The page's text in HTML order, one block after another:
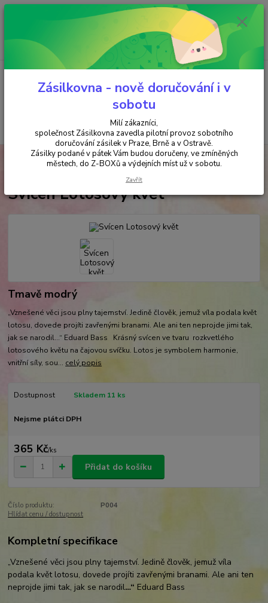
Minimální hodnota objednávky je 200 kč. Při nákupu nad 2000,- Kč je
požadována platba předem na účet.
Menu
+420 737 737 037
(Po-Pá, 9-18 hod.)
za
SVÍČKY & SVÍCNY & SOLNÉ LAMPY SVÍCNY
Svícen Lotosový
Svícen Lotosový květ
Tmavě modrý
„Vznešené věci jsou plny tajemství. Jedině člověk, jemuž víla podala květ
lotosu, dovede projíti zavřenými branami. Ale ani ten neprojde jimi tak,
jak se narodil…“ Eduard Bass Krásný svícen ve tvaru rozkvetlého
lotosového květu na čajovou svíčku. Lotos je symbolem harmonie,
vnitřní síly, sou... celý popis
Dostupnost Skladem 11 ks
Nejsme plátci DPH
365 Kč/ks
Přidat do košíku
Číslo produktu:
P004
Hlídat cenu / dostupnost
Kompletní specifikace
„Vznešené věci jsou plny tajemství. Jedině člověk, jemuž víla
podala květ lotosu, dovede projíti zavřenými branami. Ale ani ten
neprojde jimi tak, jak se narodil…“ Eduard Bass
Zásilkovna - nově doručování i v
sobotu
Milí zákazníci,
společnost Zásilkovna zavedla pilotní provoz sobotního
doručování zásilek v Praze, Brně a v Ostravě.
Zásilky podané v pátek Vám budou doručeny, ve zmíněných
městech, do Z-BOXů a výdejních míst už v sobotu.
Zavřít